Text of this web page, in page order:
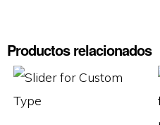
Productos relacionados